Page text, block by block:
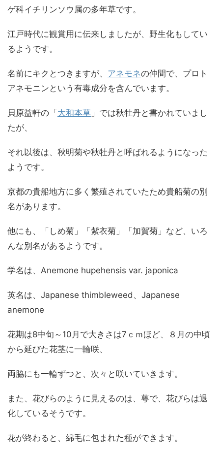
ゲ科イチリンソウ属の多年草です。
江戸時代に観賞用に伝来しましたが、野生化もしてい
るようです。
名前にキクとつきますが、 アネモネの仲間で、プロト
アネモニンという有毒成分を含んでいます。
貝原益軒の「 大和本草 」では秋牡丹と書かれていまし
たが、
それ以後は、秋明菊や秋牡丹と呼ばれるようになった
ようです。
京都の貴船地方に多く繁殖されていたため貴船菊の別
名があります。
他にも、「しめ菊」「紫衣菊」「加賀菊」など、いろ
んな別名があるようです。
学名は、Anemone hupehensis var. japonica
英名は、Japanese thimbleweed、Japanese
anemone
花期は8中旬～10月で大きさは7ｃｍほど、８月の中頃
から延びた花茎に一輪咲、
両脇にも一輪ずつと、次々と咲いていきます。
また、花びらのように見えるのは、萼で、花びらは退
化しているそうです。
花が終わると、綿毛に包まれた種ができます。